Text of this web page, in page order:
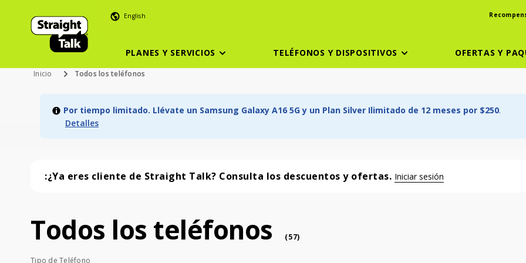
English
PLANES Y SERVICIOS TELÉFONOS Y DISPOSITIVOS OFERTAS Y
Inicio Todos los teléfonos
Por tiempo limitado. Llévate un Samsung Galaxy A16 5G y un Plan Silver Ilimitado de 12 meses por $250.
Detalles
:¿Ya eres cliente de Straight Talk? Consulta los descuentos y ofertas. Iniciar sesión
Todos los teléfonos (57 phone )
Todos los teléfonos (57)
Tipo de Teléfono